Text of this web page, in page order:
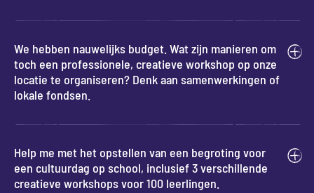
We hebben nauwelijks budget. Wat zijn manieren om
toch een professionele, creatieve workshop op onze
locatie te organiseren? Denk aan samenwerkingen of
lokale fondsen.
Help me met het opstellen van een begroting voor
een cultuurdag op school, inclusief 3 verschillende
creatieve workshops voor 100 leerlingen.